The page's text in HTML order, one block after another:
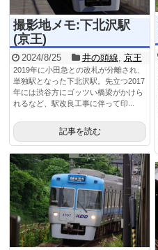
撮影地メモ:下北沢駅
(京王)
2024/8/25 井の頭線, 京王
2019年に小田急との改札が分離され、
単独駅となった下北沢駅。先立つ2017
年には渋谷方にゴッツい橋梁がかけら
れるなど、駅改良工事に伴って印...
記事を読む